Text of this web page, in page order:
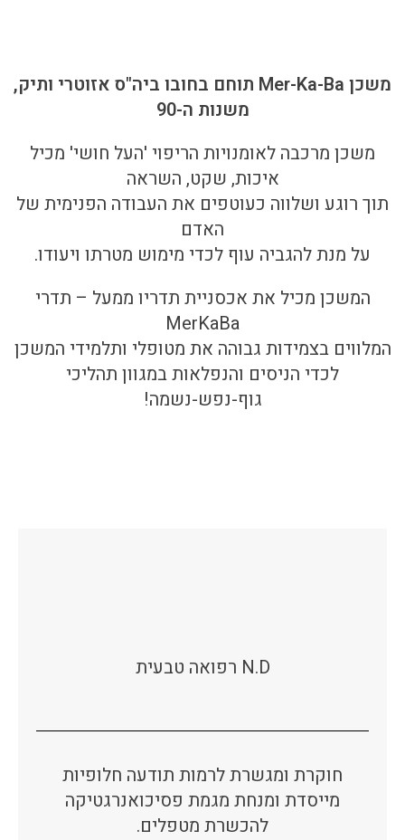
משכן Mer-Ka-Ba תוחם בחובו ביה"ס אזוטרי ותיק,
משנות ה-90
משכן מרכבה לאומנויות הריפוי 'העל חושי' מכיל
איכות, שקט, השראה
תוך רוגע ושלווה כעוטפים את העבודה הפנימית של
האדם
על מנת להגביה עוף לכדי מימוש מטרתו ויעודו.
המשכן מכיל את אכסניית תדריו ממעל – תדרי
MerKaBa
המלווים בצמידות גבוהה את מטופלי ותלמידי המשכן
לכדי הניסים והנפלאות במגוון תהליכי
גוף-נפש-נשמה!
N.D רפואה טבעית
חוקרת ומגשרת לרמות תודעה חלופיות
מייסדת ומנחת מגמת פסיכואנרגטיקה
להכשרת מטפלים.